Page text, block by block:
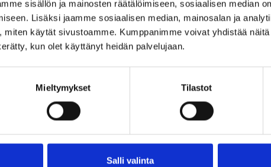
sisällön ja mainosten räätälöimiseen, sosiaalisen median
Lisäksi jaamme sosiaalisen median, mainosalan ja
miten käytät sivustoamme. Kumppanimme voivat yhdistää
kun olet käyttänyt heidän palvelujaan.
Mieltymykset Tilastot
Salli valinta